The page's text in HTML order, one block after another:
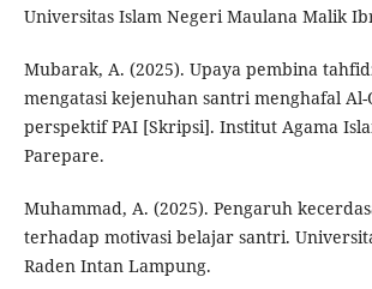
Universitas Islam Negeri Maulana Malik
Mubarak, A. (2025). Upaya pembina
mengatasi kejenuhan santri menghafal Al-
perspektif PAI [Skripsi]. Institut Agama
Parepare.
Muhammad, A. (2025). Pengaruh
terhadap motivasi belajar santri.
Raden Intan Lampung.